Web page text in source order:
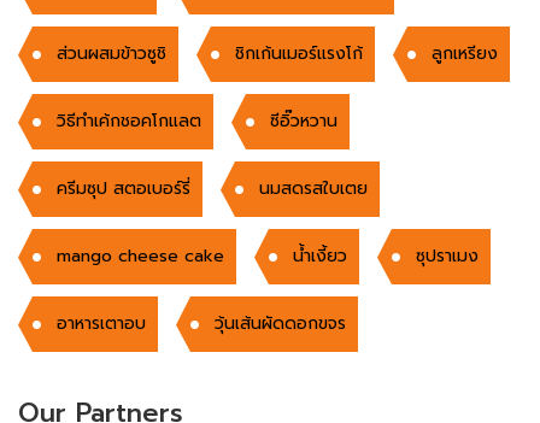
ส่วนผสมข้าวซูชิ ชิกเก้นเมอร์แรงโก้ ลูกเหรียง
วิธีทำเค้กชอคโกแลต ซีอิ๊วหวาน
ครีมซุป สตอเบอร์รี่ นมสดรสใบเตย
mango cheese cake น้ำเงี้ยว ซุปราเมง
อาหารเตาอบ วุ้นเส้นผัดดอกขจร
Our Partners